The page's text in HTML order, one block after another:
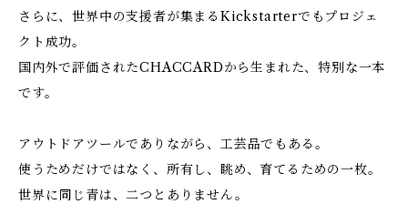
さらに、世界中の支援者が集まるKickstarterでもプロジェ
クト成功。
国内外で評価されたCHACCARDから生まれた、特別な一本
です。
アウトドアツールでありながら、工芸品でもある。
使うためだけではなく、所有し、眺め、育てるための一枚。
世界に同じ青は、二つとありません。